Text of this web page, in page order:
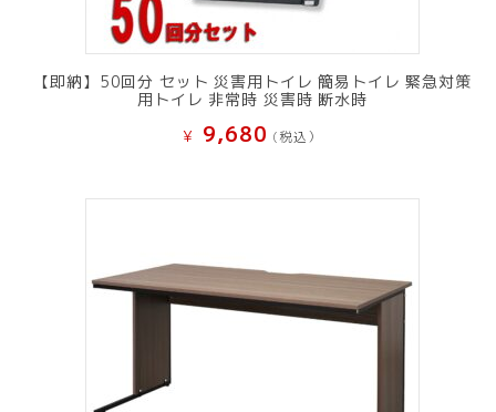
【即納】50回分 セット 災害用トイレ 簡易トイレ 緊急対策
用トイレ 非常時 災害時 断水時
¥ 9,680 (税込）